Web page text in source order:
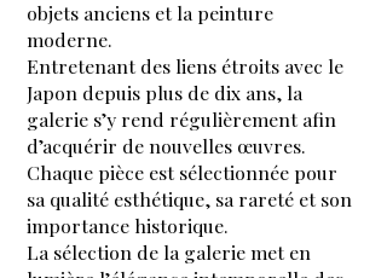
objets anciens et la peinture
moderne.
Entretenant des liens étroits avec le
Japon depuis plus de dix ans, la
galerie s’y rend régulièrement afin
d’acquérir de nouvelles œuvres.
Chaque pièce est sélectionnée pour
sa qualité esthétique, sa rareté et son
importance historique.
La sélection de la galerie met en